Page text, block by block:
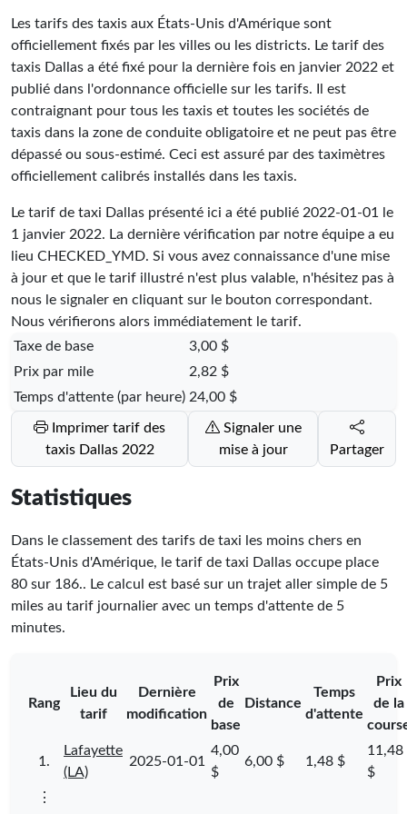
Les tarifs des taxis aux États-Unis d'Amérique sont
officiellement fixés par les villes ou les districts. Le tarif des
taxis Dallas a été fixé pour la dernière fois en janvier 2022 et
publié dans l'ordonnance officielle sur les tarifs. Il est
contraignant pour tous les taxis et toutes les sociétés de
taxis dans la zone de conduite obligatoire et ne peut pas être
dépassé ou sous-estimé. Ceci est assuré par des taximètres
officiellement calibrés installés dans les taxis.
Le tarif de taxi Dallas présenté ici a été publié 2022-01-01
le
1 janvier 2022. La dernière vérification par notre équipe a eu
lieu CHECKED_YMD. Si vous avez connaissance d'une mise
à jour et que le tarif illustré n'est plus valable, n'hésitez pas à
nous le signaler en cliquant sur le bouton correspondant.
Nous vérifierons alors immédiatement le tarif.
Taxe de base
3,00 $
Prix par mile
2,82 $
Temps d'attente (par heure) 24,00 $
taxis Dallas 2022
Signaler une
mise à jour
Partager
Statistiques
Dans le classement des tarifs de taxi les moins chers en
États-Unis d'Amérique, le tarif de taxi Dallas occupe place
80 sur 186.. Le calcul est basé sur un trajet aller simple de 5
miles au tarif journalier avec un temps d'attente de 5
minutes.
Rang
Lieu du
tarif
Dernière
modification
Prix
de
base
Distance
Temps
d'attente
Prix
de la
1.
Lafayette
(LA)
2025-01-01
4,00
$
6,00 $ 1,48 $
11,48
$
⋮